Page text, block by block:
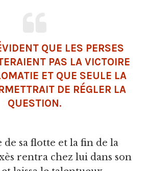
QUE LES PERSES
PAS LA VICTOIRE
ET QUE SEULE LA
DE RÉGLER LA
QUESTION.
de sa flotte et la fin de la
rentra chez lui dans son